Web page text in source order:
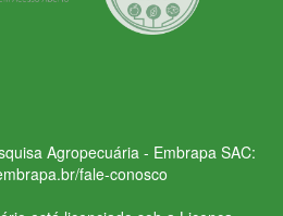
Agropecuária - Embrapa SAC:
fale-conosco